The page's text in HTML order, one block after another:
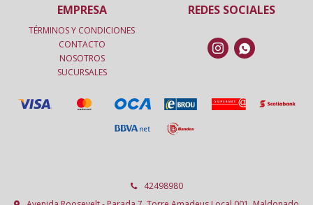
REDES SOCIALES
 
42498980
EMPRESA
TÉRMINOS Y CONDICIONES
CONTACTO
NOSOTROS
SUCURSALES